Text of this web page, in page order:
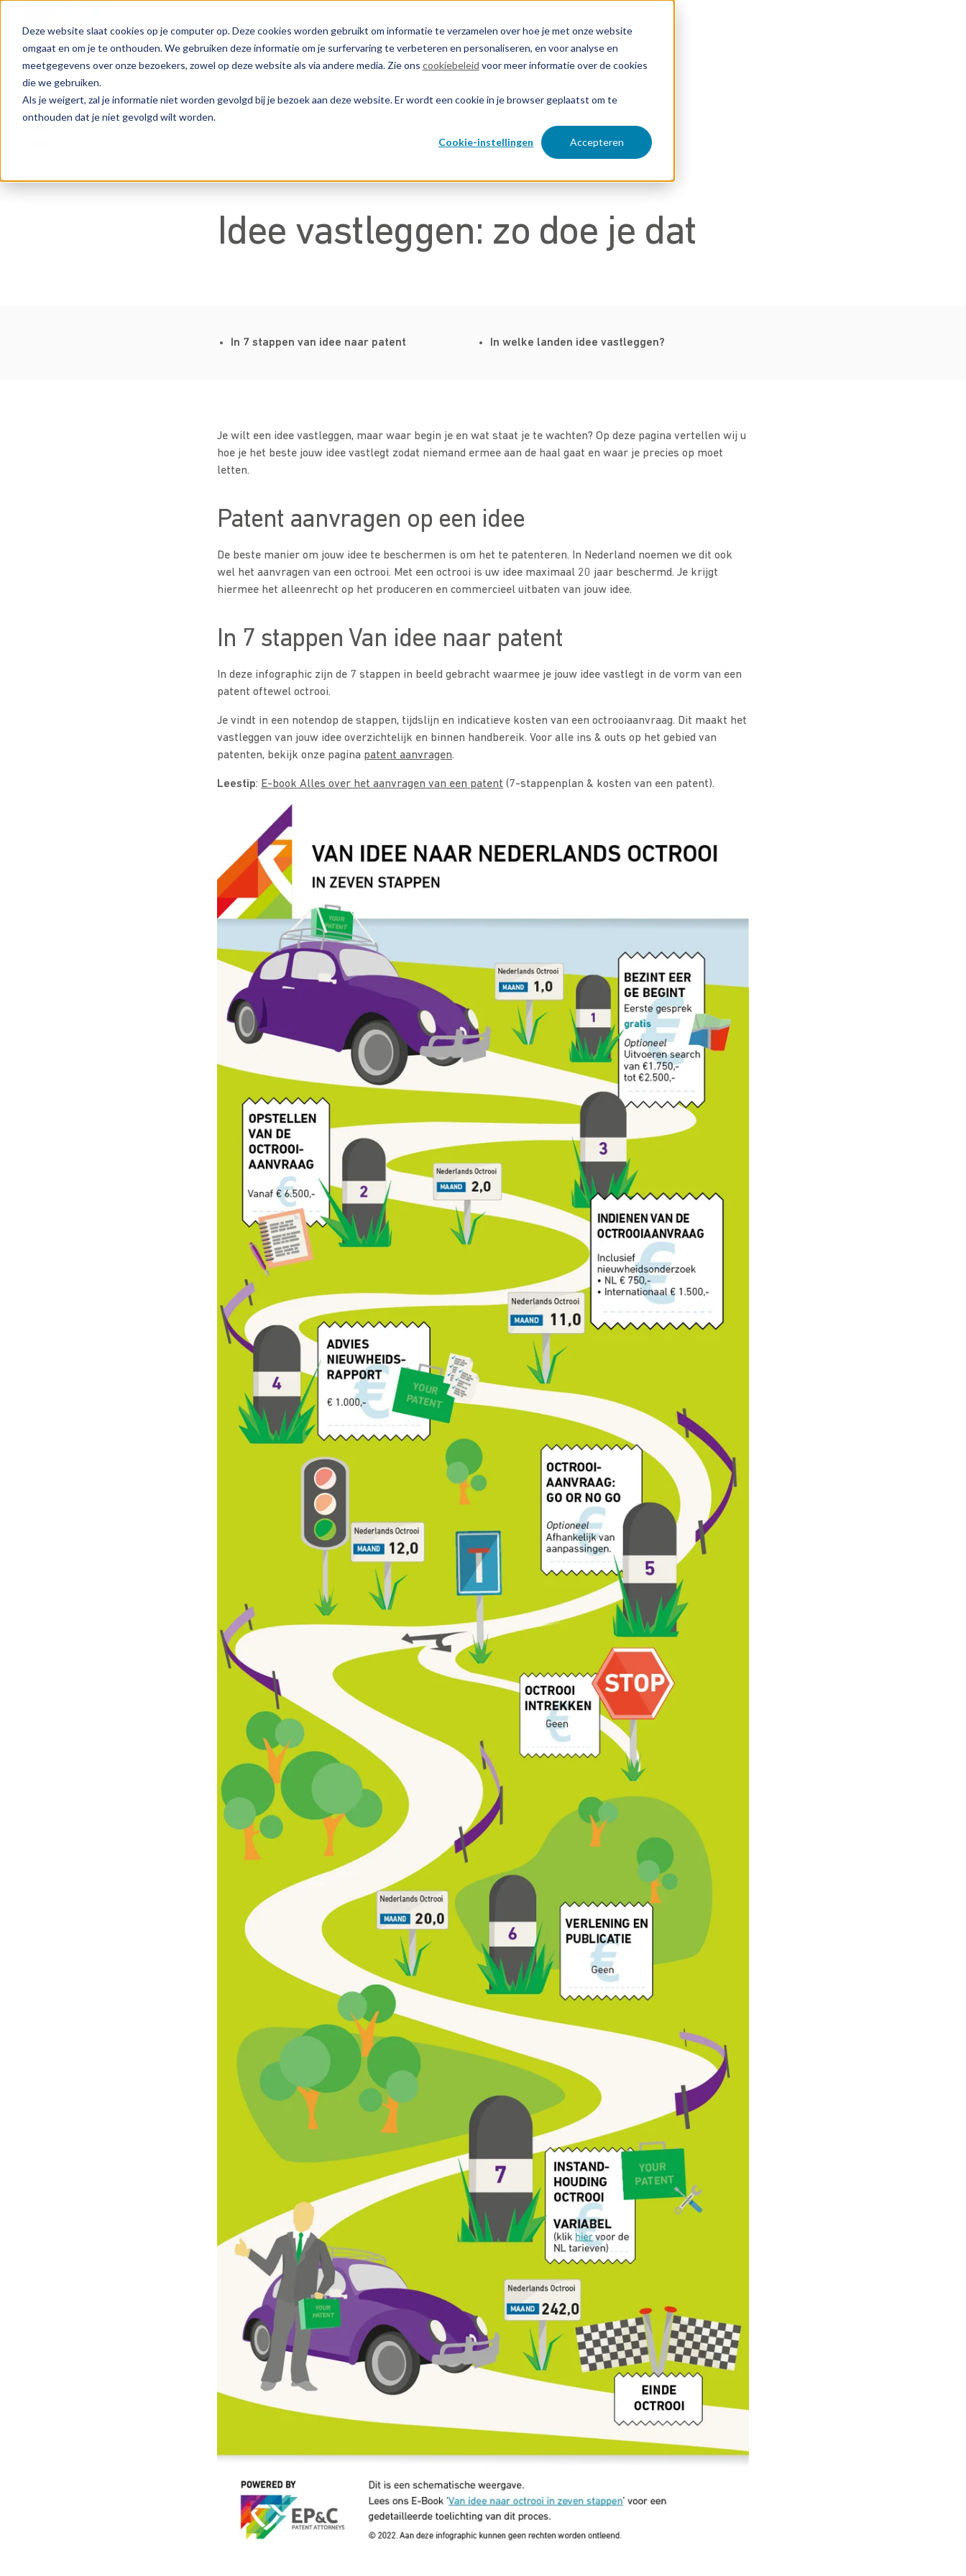
Deze website slaat cookies op je computer op. Deze cookies worden gebruikt om informatie te verzamelen over hoe je met onze website
omgaat en om je te onthouden. We gebruiken deze informatie om je surfervaring te verbeteren en personaliseren, en voor analyse en
meetgegevens over onze bezoekers, zowel op deze website als via andere media. Zie ons cookiebeleid voor meer informatie over de cookies
die we gebruiken.
Als je weigert, zal je informatie niet worden gevolgd bij je bezoek aan deze website. Er wordt een cookie in je browser geplaatst om te
onthouden dat je niet gevolgd wilt worden.
Cookie-instellingen Accepteren
Contact opnemen
Idee vastleggen: zo doe je dat
In 7 stappen van idee naar patent In welke landen idee vastleggen?
Je wilt een idee vastleggen, maar waar begin je en wat staat je te wachten? Op deze pagina vertellen wij u
hoe je het beste jouw idee vastlegt zodat niemand ermee aan de haal gaat en waar je precies op moet
letten.
Patent aanvragen op een idee
De beste manier om jouw idee te beschermen is om het te patenteren. In Nederland noemen we dit ook
wel het aanvragen van een octrooi. Met een octrooi is uw idee maximaal 20 jaar beschermd. Je krijgt
hiermee het alleenrecht op het produceren en commercieel uitbaten van jouw idee.
In 7 stappen Van idee naar patent
In deze infographic zijn de 7 stappen in beeld gebracht waarmee je jouw idee vastlegt in de vorm van een
patent oftewel octrooi.
Je vindt in een notendop de stappen, tijdslijn en indicatieve kosten van een octrooiaanvraag. Dit maakt het
vastleggen van jouw idee overzichtelijk en binnen handbereik. Voor alle ins & outs op het gebied van
patenten, bekijk onze pagina patent aanvragen.
Leestip: E-book Alles over het aanvragen van een patent (7-stappenplan & kosten van een patent).